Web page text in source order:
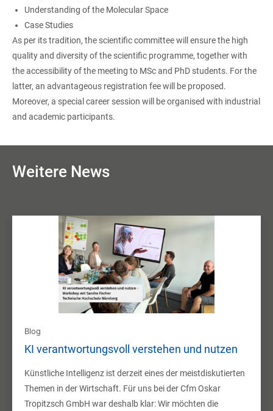
Understanding of the Molecular Space
Case Studies
As per its tradition, the scientific committee will ensure the high
quality and diversity of the scientific programme, together with
the accessibility of the meeting to MSc and PhD students. For the
latter, an advantageous registration fee will be proposed.
Moreover, a special career session will be organised with industrial
and academic participants.
Weitere News
Blog
KI verantwortungsvoll verstehen und nutzen
Künstliche Intelligenz ist derzeit eines der meistdiskutierten
Themen in der Wirtschaft. Für uns bei der Cfm Oskar
Tropitzsch GmbH war deshalb klar: Wir möchten die